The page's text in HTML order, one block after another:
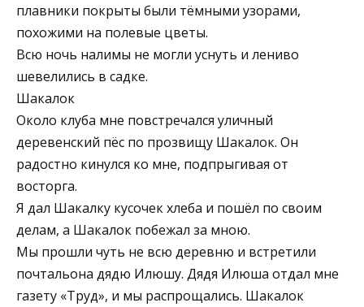
плавники покрыты были тёмными узорами,
похожими на полевые цветы.
Всю ночь налимы не могли уснуть и лениво
шевелились в садке.
Шакалок
Около клуба мне повстречался уличный
деревенский пёс по прозвищу Шакалок. Он
радостно кинулся ко мне, подпрыгивая от
восторга.
Я дал Шакалку кусочек хлеба и пошёл по своим
делам, а Шакалок побежал за мною.
Мы прошли чуть не всю деревню и встретили
почтальона дядю Илюшу. Дядя Илюша отдал мне
газету «Труд», и мы распрощались. Шакалок